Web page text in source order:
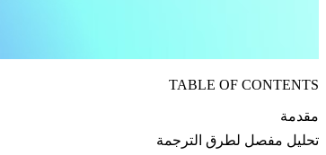
TABLE OF CONTENTS
مقدمة
تحليل مفصل لطرق الترجمة